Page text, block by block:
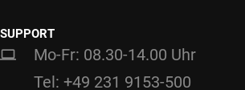
SUPPORT
Mo-Fr: 08.30-14.00 Uhr
Tel: +49 231 9153-500